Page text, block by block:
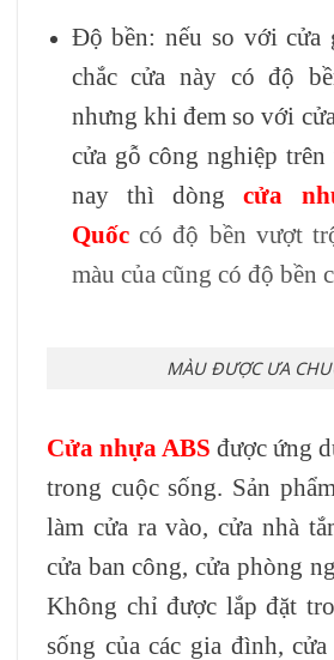
Độ bền: nếu so với cửa
chắc cửa này có độ
nhưng khi đem so với
cửa gỗ công nghiệp
nay thì dòngcửa
Quốc có độ bền vượt
màu của cũng có độ bền
MÀU ĐƯỢC ƯA
Cửa nhựa ABS được ứng
trong cuộc sống. Sản
làm cửa ra vào, cửa nhà
cửa ban công, cửa phòng
Không chỉ được lắp đặt
sống của các gia đình,